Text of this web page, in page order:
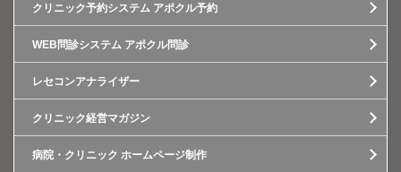
クリニック予約システム アポクル予約
WEB問診システム アポクル問診
レセコンアナライザー
クリニック経営マガジン
病院・クリニック ホームページ制作